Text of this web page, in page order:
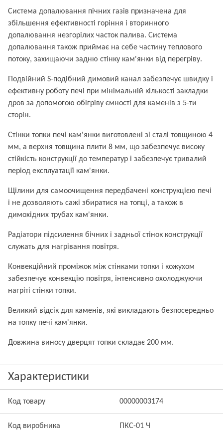
Система допалювання пічних газів призначена для
збільшення ефективності горіння і вторинного
допалювання незгорілих часток палива. Система
допалювання також приймає на себе частину теплового
потоку, захищаючи задню стінку кам'янки від перегріву.
Подвійний S-подібний димовий канал забезпечує швидку і
ефективну роботу печі при мінімальній кількості закладки
дров за допомогою обігріву ємності для каменів з 5-ти
сторін.
Стінки топки печі кам'янки виготовлені зі сталі товщиною 4
мм, а верхня товщина плити 8 мм, що забезпечує високу
стійкість конструкції до температур і забезпечує тривалий
період експлуатації кам'янки.
Щілини для самоочищення передбачені конструкцією печі
і не дозволяють сажі збиратися на топці, а також в
димохідних трубах кам'янки.
Радіатори підсилення бічних і задньої стінок конструкції
служать для нагрівання повітря.
Конвекційний проміжок між стінками топки і кожухом
забезпечує конвекцію повітря, інтенсивно охолоджуючи
нагріті стінки топки.
Великий відсік для каменів, які викладають безпосередньо
на топку печі кам'янки.
Довжина виносу дверцят топки складає 200 мм.
Характеристики
Код товару 00000003174
Код виробника ПКС-01 Ч